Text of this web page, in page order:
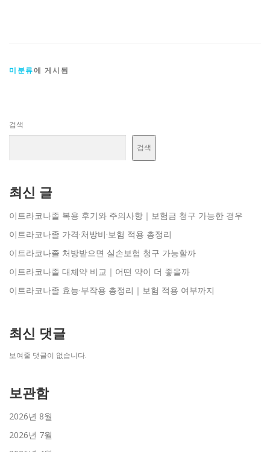
미분류에 게시됨
검색
검색
최신 글
이트라코나졸 복용 후기와 주의사항｜보험금 청구 가능한 경우
이트라코나졸 가격·처방비·보험 적용 총정리
이트라코나졸 처방받으면 실손보험 청구 가능할까
이트라코나졸 대체약 비교｜어떤 약이 더 좋을까
이트라코나졸 효능·부작용 총정리｜보험 적용 여부까지
최신 댓글
보여줄 댓글이 없습니다.
보관함
2026년 8월
2026년 7월